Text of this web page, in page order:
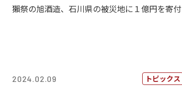
獺祭の旭酒造、石川県の被災地に１億円を寄付
2024.02.09 トピックス